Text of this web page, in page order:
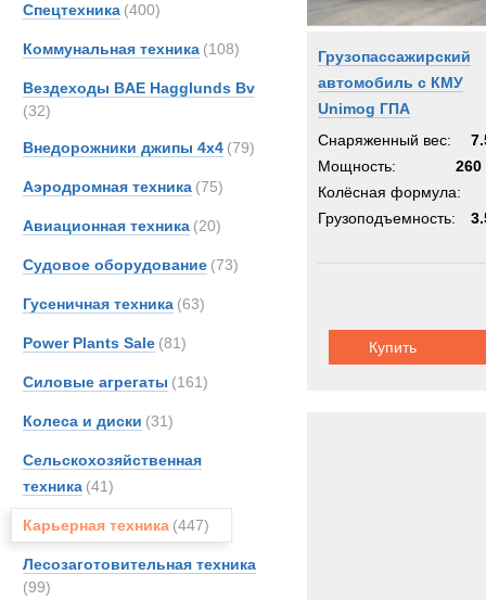
Спецтехника (400)
Коммунальная техника (108)
Вездеходы BAE Hagglunds Bv
(32)
Внедорожники джипы 4х4 (79)
Аэродромная техника (75)
Авиационная техника (20)
Судовое оборудование (73)
Гусеничная техника (63)
Power Plants Sale (81)
Силовые агрегаты (161)
Колеса и диски (31)
Сельскохозяйственная
техника (41)
Карьерная техника (447)
Лесозаготовительная техника
(99)
Грузопассажирский
автомобиль с КМУ
Unimog ГПА
Снаряженный вес:
Мощность:
260
Колёсная формула:
Грузоподъемность:
Купить